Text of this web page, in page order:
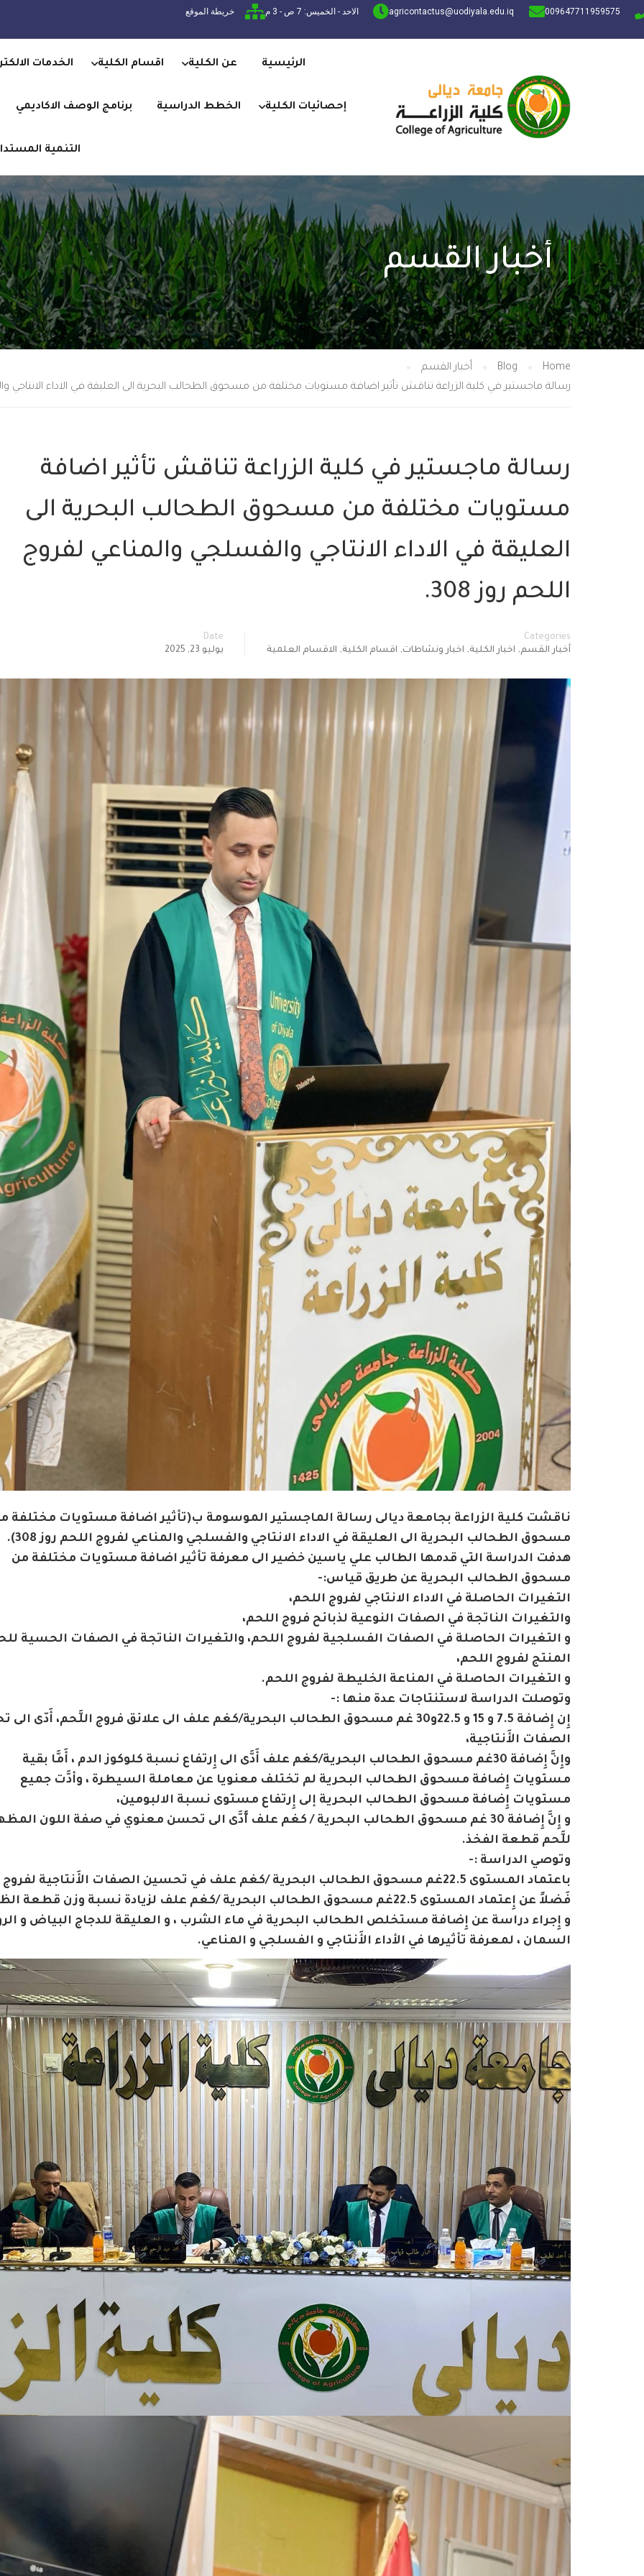
009647711959575
agricontactus@uodiyala.edu.iq الاحد - الخميس: 7 ص - 3 م خريطة الموقع
الرئيسية عن الكلية اقسام الكلية الخدمات
إحصائيات الكلية الخطط الدراسية برنامج الوصف الاكاديمي
التنمية
أخبار القسم
Home
Blog
أخبار القسم
رسالة ماجستير في كلية الزراعة تناقش تأثير اضافة مستويات مختلفة من مسحوق الطحالب البحرية الى العليقة في الاداء الانتاجي
رسالة ماجستير في كلية الزراعة تناقش تأثير اضافة
مستويات مختلفة من مسحوق الطحالب البحرية الى
العليقة في الاداء الانتاجي والفسلجي والمناعي لفروج
اللحم روز 308.
Categories
أخبار القسم, اخبار الكلية, اخبار ونشاطات, اقسام الكلية, الاقسام العلمية
Date
يوليو 23, 2025
ناقشت كلية الزراعة بجامعة ديالى رسالة الماجستير الموسومة ب(تأثير اضافة مستويات مختلفة
مسحوق الطحالب البحرية الى العليقة في الاداء الانتاجي والفسلجي والمناعي لفروج اللحم روز 308).
هدفت الدراسة التي قدمها الطالب علي ياسين خضير الى معرفة تأثير اضافة مستويات مختلفة من
مسحوق الطحالب البحرية عن طريق قياس:-
التغيرات الحاصلة في الاداء الانتاجي لفروج اللحم،
والتغيرات الناتجة في الصفات النوعية لذبائح فروج اللحم،
و التغيرات الحاصلة في الصفات الفسلجية لفروج اللحم، والتغيرات الناتجة في الصفات الحسية
المنتج لفروج اللحم،
و التغيرات الحاصلة في المناعة الخليطة لفروج اللحم.
وتوصلت الدراسة لاستنتاجات عدة منها :-
إِن إِضافة 7.5 و 15 و 22.5و30 غم مسحوق الطحالب البحرية/كغم علف الى علائق فروج اللَّحم، أَدّى
الصفات الأَنتاجية،
وإِنَّ إِضافة 30غم مسحوق الطحالب البحرية/كغم علف أَدَّى الى إِرتفاع نسبة كلوكوز الدم ، أَمَّا بقية
مستويات إِضافة مسحوق الطحالب البحرية لم تختلف معنويا عن معاملة السيطرة ، وأدَّت جميع
مستويات إِضافة مسحوق الطحالب البحرية إلى إِرتفاع مستوى نسبة الالبومين،
و إِنَّ إِضافة 30 غم مسحوق الطحالب البحرية / كغم علف أَّدَّى الى تحسن معنوي في صفة اللون
للَّحم قطعة الفخذ.
وتوصي الدراسة :-
باعتماد المستوى 22.5غم مسحوق الطحالب البحرية /كغم علف في تحسين الصفات الأَنتاجية
فَضلاً عن إِعتماد المستوى 22.5غم مسحوق الطحالب البحرية /كغم علف لزيادة نسبة وزن قطعة الظهر،
و إِجراء دراسة عن إِضافة مستخلص الطحالب البحرية في ماء الشرب ، و العليقة للدجاج البياض و
السمان ، لمعرفة تأثيرها في الأداء الأَنتاجي و الفسلجي و المناعي.